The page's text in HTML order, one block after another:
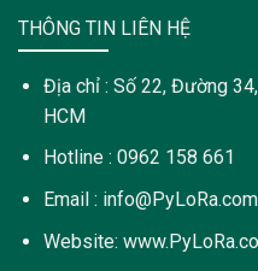
THÔNG TIN LIÊN HỆ
Địa chỉ : Số 22, Đường
HCM
Hotline : 0962 158 661
Email : info@PyLoRa.com
Website: